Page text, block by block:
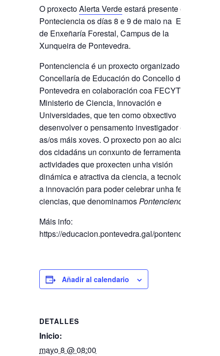
O proxectoAlerta Verdeestará presente en
Ponteciencia os días 8 e 9 de maio na Escola
de Enxeñaría Forestal, Campus de la
Xunqueira de Pontevedra.
Pontenciencia é un proxecto organizado pola
Concellaría de Educación do Concello de
Pontevedra en colaboración coa FECYT –
Ministerio de Ciencia, Innovación e
Universidades, que ten como obxectivo
desenvolver o pensamento investigador entre
as/os máis xoves. O proxecto pon ao alcance
dos cidadáns un conxunto de ferramentas e
actividades que proxecten unha visión
dinámica e atractiva da ciencia, a tecnoloxía e
a innovación para poder celebrar unha feira de
ciencias, que denominamosPontenciencia
Máis info:
https://educacion.pontevedra.gal/pontenciencia/
Añadir al calendario
DETALLES
Inicio:
mayo 8 @ 08:00